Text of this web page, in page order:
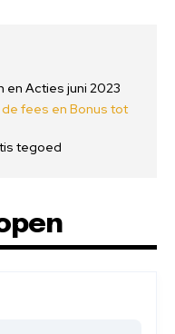
en Acties juni 2023
de fees en Bonus tot
tegoed